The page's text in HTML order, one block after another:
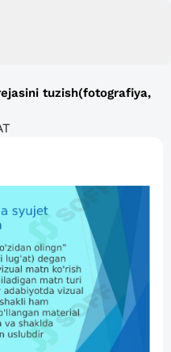
tuzish(fotografiya,